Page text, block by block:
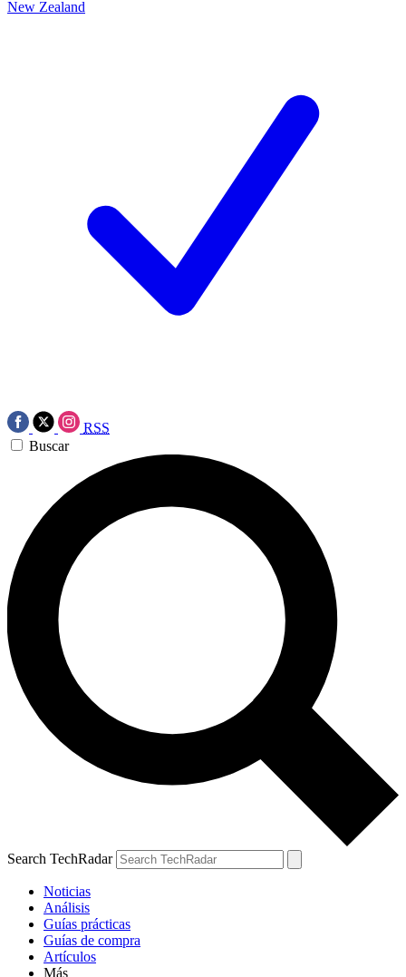
New Zealand
RSS
Buscar
Search TechRadar
Noticias
Análisis
Guías prácticas
Guías de compra
Artículos
Más